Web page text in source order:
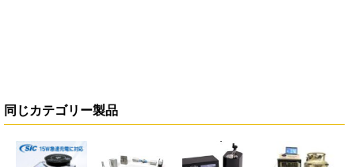
同じカテゴリー製品